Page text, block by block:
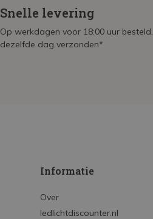
Snelle levering
Op werkdagen voor 18:00 uur besteld,
dezelfde dag verzonden*
Informatie
Over
ledlichtdiscounter.nl